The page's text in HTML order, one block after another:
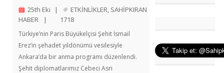
25th Eki | ETKİNLİKLER SAHİPKIRAN
HABER
| 1718
Türkiye’nin Paris Büyükelçisi Şehit İsmail
Erez’in şehadet yıldönümü vesilesiyle
Ankara’da bir anma programı düzenlendi.
Şehit diplomatlarımız Cebeci Asri